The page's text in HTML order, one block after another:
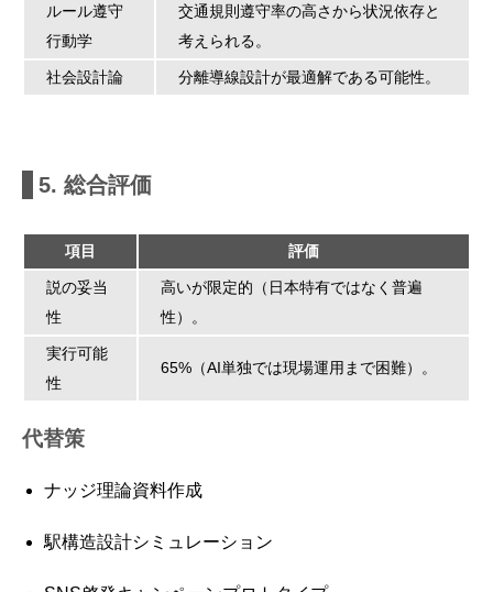
ルール遵守
行動学
交通規則遵守率の高さから状況依存と
考えられる。
社会設計論 分離導線設計が最適解である可能性。
5. 総合評価
項目 評価
説の妥当
性
高いが限定的（日本特有ではなく普遍
性）。
実行可能
性
65%（AI単独では現場運用まで困難）。
代替策
ナッジ理論資料作成
駅構造設計シミュレーション